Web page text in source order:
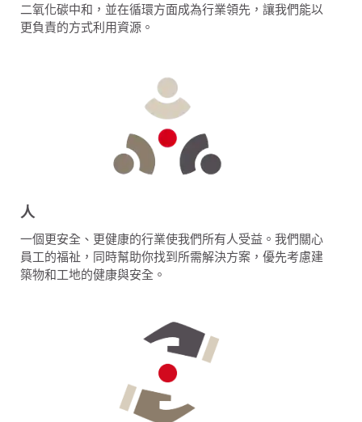
二氧化碳中和，並在循環方面成為行業領先，讓我們能以
更負責的方式利用資源。
人
一個更安全、更健康的行業使我們所有人受益。我們關心
員工的福祉，同時幫助你找到所需解決方案，優先考慮建
築物和工地的健康與安全。